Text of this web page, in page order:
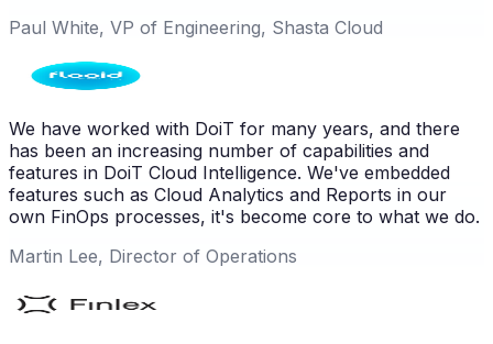
Paul White, VP of Engineering, Shasta Cloud
We have worked with DoiT for many years, and there
has been an increasing number of capabilities and
features in DoiT Cloud Intelligence. We've embedded
features such as Cloud Analytics and Reports in our
own FinOps processes, it's become core to what we do.
Martin Lee, Director of Operations